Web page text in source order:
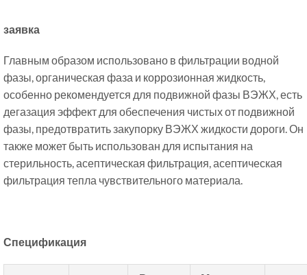
заявка
Главным образом использовано в фильтрации водной
фазы, органическая фаза и коррозионная жидкость,
особенно рекомендуется для подвижной фазы ВЭЖХ, есть
дегазация эффект для обеспечения чистых от подвижной
фазы, предотвратить закупорку ВЭЖХ жидкости дороги. Он
также может быть использован для испытания на
стерильность, асептическая фильтрация, асептическая
фильтрация тепла чувствительного материала.
Спецификация